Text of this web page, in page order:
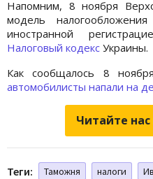
Напомним, 8 ноября
модель
иностранной
Налоговый кодекс Украины.
Как сообщалось 8
автомобилисты напали на
Читайте
Теги: Таможня налоги